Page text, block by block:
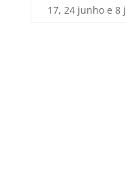
17, 24 junho e 8